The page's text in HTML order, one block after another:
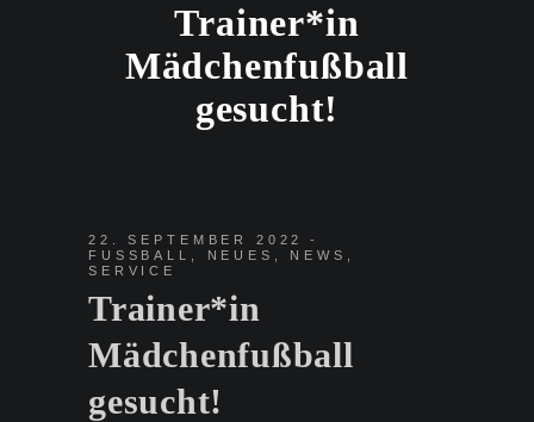
Trainer*in
Mädchenfußball
gesucht!
22. SEPTEMBER 2022
FUSSBALL
NEUES NEWS
SERVICE
Trainer*in
Mädchenfußball
gesucht!